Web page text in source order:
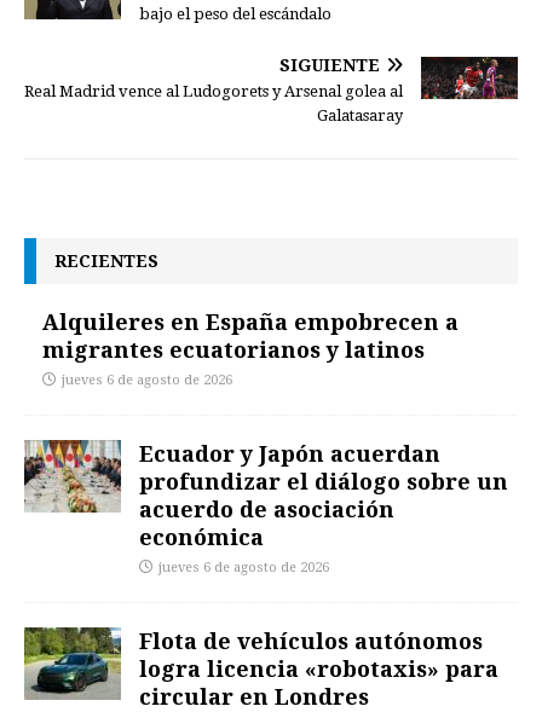
bajo el peso del escándalo
SIGUIENTE
Real Madrid vence al Ludogorets y Arsenal golea al
Galatasaray
RECIENTES
Alquileres en España empobrecen a
migrantes ecuatorianos y latinos
jueves 6 de agosto de 2026
Ecuador y Japón acuerdan
profundizar el diálogo sobre un
acuerdo de asociación
económica
jueves 6 de agosto de 2026
Flota de vehículos autónomos
logra licencia «robotaxis» para
circular en Londres